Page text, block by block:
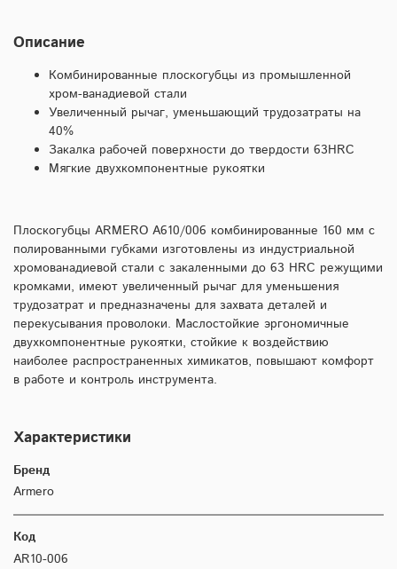
Описание
Комбинированные плоскогубцы из промышленной
хром-ванадиевой стали
Увеличенный рычаг, уменьшающий трудозатраты на
40%
Закалка рабочей поверхности до твердости 63HRC
Мягкие двухкомпонентные рукоятки
Плоскогубцы ARMERO A610/006 комбинированные 160 мм с
полированными губками изготовлены из индустриальной
хромованадиевой стали с закаленными до 63 HRC режущими
кромками, имеют увеличенный рычаг для уменьшения
трудозатрат и предназначены для захвата деталей и
перекусывания проволоки. Маслостойкие эргономичные
двухкомпонентные рукоятки, стойкие к воздействию
наиболее распространенных химикатов, повышают комфорт
в работе и контроль инструмента.
Характеристики
Бренд
Armero
Код
AR10-006